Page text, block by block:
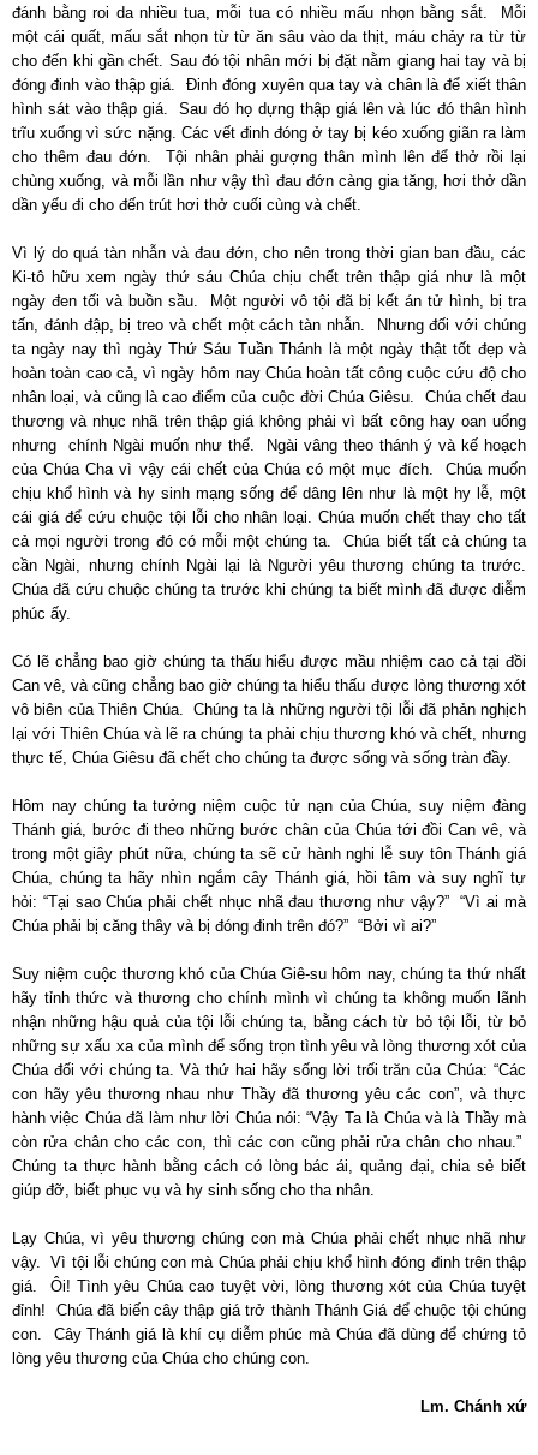
đánh bằng roi da nhiều tua, mỗi tua có nhiều mấu nhọn bằng sắt. Mỗi
một cái quất, mấu sắt nhọn từ từ ăn sâu vào da thịt, máu chảy ra từ từ
cho đến khi gần chết. Sau đó tội nhân mới bị đặt nằm giang hai tay và bị
đóng đinh vào thập giá. Đinh đóng xuyên qua tay và chân là để xiết thân
hình sát vào thập giá. Sau đó họ dựng thập giá lên và lúc đó thân hình
trĩu xuống vì sức nặng. Các vết đinh đóng ở tay bị kéo xuống giãn ra làm
cho thêm đau đớn. Tội nhân phải gượng thân mình lên để thở rồi lại
chùng xuống, và mỗi lần như vậy thì đau đớn càng gia tăng, hơi thở dần
dần yếu đi cho đến trút hơi thở cuối cùng và chết.
Vì lý do quá tàn nhẫn và đau đớn, cho nên trong thời gian ban đầu, các
Ki-tô hữu xem ngày thứ sáu Chúa chịu chết trên thập giá như là một
ngày đen tối và buồn sầu. Một người vô tội đã bị kết án tử hình, bị tra
tấn, đánh đập, bị treo và chết một cách tàn nhẫn. Nhưng đối với chúng
ta ngày nay thì ngày Thứ Sáu Tuần Thánh là một ngày thật tốt đẹp và
hoàn toàn cao cả, vì ngày hôm nay Chúa hoàn tất công cuộc cứu độ cho
nhân loại, và cũng là cao điểm của cuộc đời Chúa Giêsu. Chúa chết đau
thương và nhục nhã trên thập giá không phải vì bất công hay oan uổng
nhưng chính Ngài muốn như thế. Ngài vâng theo thánh ý và kế hoạch
của Chúa Cha vì vậy cái chết của Chúa có một mục đích. Chúa muốn
chịu khổ hình và hy sinh mạng sống để dâng lên như là một hy lễ, một
cái giá để cứu chuộc tội lỗi cho nhân loại. Chúa muốn chết thay cho tất
cả mọi người trong đó có mỗi một chúng ta. Chúa biết tất cả chúng ta
cần Ngài, nhưng chính Ngài lại là Người yêu thương chúng ta trước.
Chúa đã cứu chuộc chúng ta trước khi chúng ta biết mình đã được diễm
phúc ấy.
Có lẽ chẳng bao giờ chúng ta thấu hiểu được mầu nhiệm cao cả tại đồi
Can vê, và cũng chẳng bao giờ chúng ta hiểu thấu được lòng thương xót
vô biên của Thiên Chúa. Chúng ta là những người tội lỗi đã phản nghịch
lại với Thiên Chúa và lẽ ra chúng ta phải chịu thương khó và chết, nhưng
thực tế, Chúa Giêsu đã chết cho chúng ta được sống và sống tràn đầy.
Hôm nay chúng ta tưởng niệm cuộc tử nạn của Chúa, suy niệm đàng
Thánh giá, bước đi theo những bước chân của Chúa tới đồi Can vê, và
trong một giây phút nữa, chúng ta sẽ cử hành nghi lễ suy tôn Thánh giá
Chúa, chúng ta hãy nhìn ngắm cây Thánh giá, hồi tâm và suy nghĩ tự
hỏi: “Tại sao Chúa phải chết nhục nhã đau thương như vậy?” “Vì ai mà
Chúa phải bị căng thây và bị đóng đinh trên đó?” “Bởi vì ai?”
Suy niệm cuộc thương khó của Chúa Giê-su hôm nay, chúng ta thứ nhất
hãy tỉnh thức và thương cho chính mình vì chúng ta không muốn lãnh
nhận những hậu quả của tội lỗi chúng ta, bằng cách từ bỏ tội lỗi, từ bỏ
những sự xấu xa của mình để sống trọn tình yêu và lòng thương xót của
Chúa đối với chúng ta. Và thứ hai hãy sống lời trối trăn của Chúa: “Các
con hãy yêu thương nhau như Thầy đã thương yêu các con”, và thực
hành việc Chúa đã làm như lời Chúa nói: “Vậy Ta là Chúa và là Thầy mà
còn rửa chân cho các con, thì các con cũng phải rửa chân cho nhau.”
Chúng ta thực hành bằng cách có lòng bác ái, quảng đại, chia sẻ biết
giúp đỡ, biết phục vụ và hy sinh sống cho tha nhân.
Lạy Chúa, vì yêu thương chúng con mà Chúa phải chết nhục nhã như
vậy. Vì tội lỗi chúng con mà Chúa phải chịu khổ hình đóng đinh trên thập
giá. Ôi! Tình yêu Chúa cao tuyệt vời, lòng thương xót của Chúa tuyệt
đỉnh! Chúa đã biến cây thập giá trở thành Thánh Giá để chuộc tội chúng
con. Cây Thánh giá là khí cụ diễm phúc mà Chúa đã dùng để chứng tỏ
lòng yêu thương của Chúa cho chúng con.
Lm. Chánh xứ